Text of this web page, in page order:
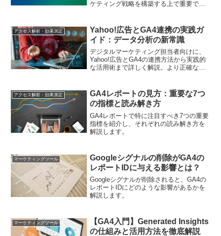
ケティング戦略を構築する上で重要で
イントについて詳しく解説します。
アクセス解析・効果測定
Yahoo!広告とGA4連携の実践ガ
イド：データ分析の新常識
デジタルマーケティング担当者向けに、
Yahoo!広告とGA4の連携方法から実践的
な活用術まで詳しく解説。より正確な広
アクセス解析・効果測定
GA4レポートの見方：重要な7つ
の指標と読み解き方
GA4レポートで特に注目すべき7つの重要
指標を紹介し、それぞれの読み解き方を
解説します。
マーケティングツール
Googleシグナルの削除がGA4の
レポートIDに与える影響とは？
Googleシグナルが削除されると、GA4の
レポートIDにどのような影響があるかを
解説します。
マーケティングツール
【GA4入門】Generated Insights
の仕組みと活用方法を徹底解説